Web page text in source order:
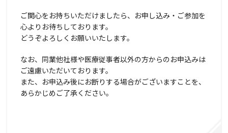
ご関心をお持ちいただけましたら、お申し込み・ご参加を
心よりお待ちしております。
どうぞよろしくお願いいたします。
なお、同業他社様や医療従事者以外の方からのお申込みは
ご遠慮いただいております。
また、お申込み後にお断りする場合がございますことを、
あらかじめご了承ください。